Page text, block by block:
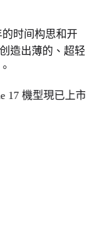
时间构思和开
造出薄的、超轻
機型現已上市